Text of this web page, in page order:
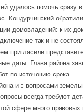
удалось помочь сразу
Кондурчинский
домовладений: к их
так и не
пригласили
даты. Глава района
по истечению срока.
и с вопросами
всегда требуют
сфере много правовых